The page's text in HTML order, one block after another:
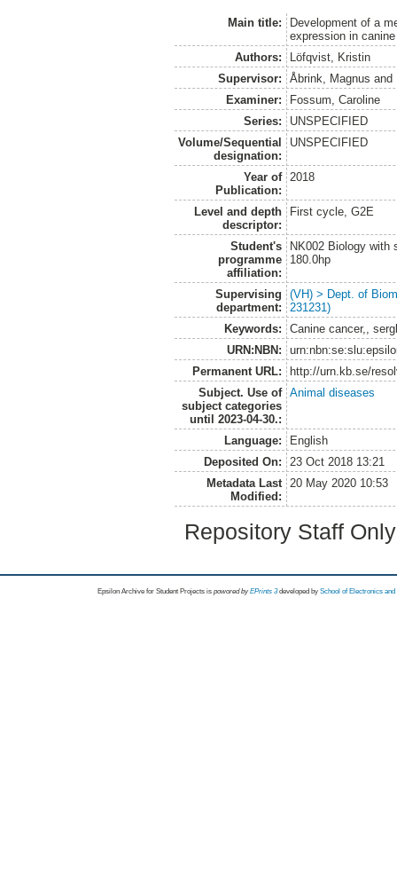
Main title:
Development of a
expression in
Authors:
Löfqvist, Kristin
Supervisor:
Åbrink, Magnus and
Examiner:
Fossum, Caroline
Series:
UNSPECIFIED
Volume/Sequential
designation:
UNSPECIFIED
Year of
Publication:
2018
Level and depth
descriptor:
First cycle, G2E
Student's
programme
affiliation:
NK002 Biology with
180.0hp
Supervising
department:
(VH) > Dept. of
231231)
Keywords:
Canine cancer,,
URN:NBN:
Permanent URL:
http://urn.kb.se/
Subject. Use of
subject categories
until 2023-04-30.:
Animal diseases
Language:
English
Deposited On:
23 Oct 2018 13:21
Metadata Last
Modified:
20 May 2020 10:53
Repository Staff
Epsilon Archive for Student Projects is powored byEPrints 3 developed by School of Electronics